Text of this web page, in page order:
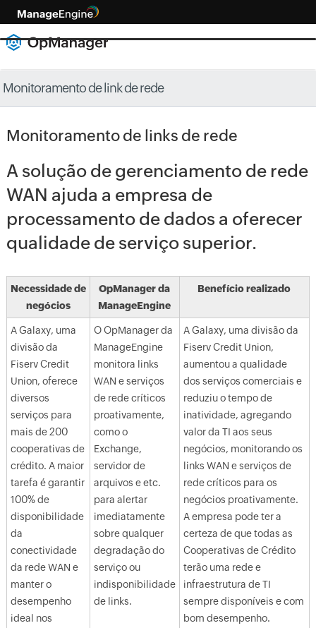
Monitoramento de link de rede
Monitoramento de links de rede
A solução de gerenciamento de rede
WAN ajuda a empresa de
processamento de dados a oferecer
qualidade de serviço superior.
Necessidade de
negócios
OpManager da
ManageEngine
Benefício realizado
A Galaxy, uma
divisão da
Fiserv Credit
Union, oferece
diversos
serviços para
mais de 200
cooperativas de
crédito. A maior
tarefa é garantir
100% de
disponibilidade
da
conectividade
da rede WAN e
manter o
desempenho
ideal nos
O OpManager da
ManageEngine
monitora links
WAN e serviços
de rede críticos
proativamente,
como o
Exchange,
servidor de
arquivos e etc.
para alertar
imediatamente
sobre qualquer
degradação do
serviço ou
indisponibilidade
de links.
A Galaxy, uma divisão da
Fiserv Credit Union,
aumentou a qualidade
dos serviços comerciais e
reduziu o tempo de
inatividade, agregando
valor da TI aos seus
negócios, monitorando os
links WAN e serviços de
rede críticos para os
negócios proativamente.
A empresa pode ter a
certeza de que todas as
Cooperativas de Crédito
terão uma rede e
infraestrutura de TI
sempre disponíveis e com
bom desempenho.